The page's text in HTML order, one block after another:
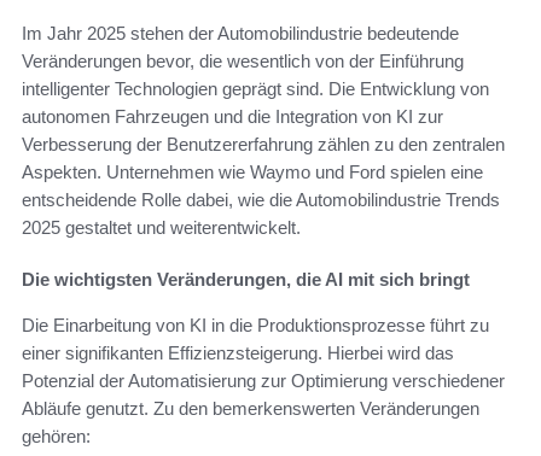
Im Jahr 2025 stehen der Automobilindustrie bedeutende
Veränderungen bevor, die wesentlich von der Einführung
intelligenter Technologien geprägt sind. Die Entwicklung von
autonomen Fahrzeugen und die Integration von KI zur
Verbesserung der Benutzererfahrung zählen zu den zentralen
Aspekten. Unternehmen wie Waymo und Ford spielen eine
entscheidende Rolle dabei, wie die Automobilindustrie Trends
2025 gestaltet und weiterentwickelt.
Die wichtigsten Veränderungen, die AI mit sich bringt
Die Einarbeitung von KI in die Produktionsprozesse führt zu
einer signifikanten Effizienzsteigerung. Hierbei wird das
Potenzial der Automatisierung zur Optimierung verschiedener
Abläufe genutzt. Zu den bemerkenswerten Veränderungen
gehören: